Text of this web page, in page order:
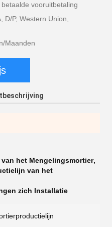
vooruitbetaling
D/P, Western Union,
Maanden
het Mengelingsmortier,
van het
zich Installatie